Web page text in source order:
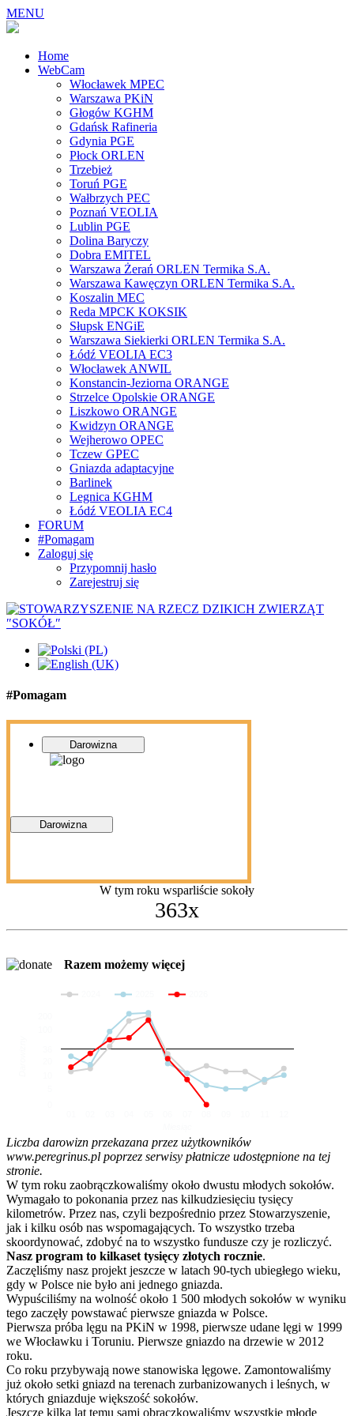
MENU
Home
WebCam
Włocławek MPEC
Warszawa PKiN
Głogów KGHM
Gdańsk Rafineria
Gdynia PGE
Płock ORLEN
Trzebież
Toruń PGE
Wałbrzych PEC
Poznań VEOLIA
Lublin PGE
Dolina Baryczy
Dobra EMITEL
Warszawa Żerań ORLEN Termika S.A.
Warszawa Kawęczyn ORLEN Termika S.A.
Koszalin MEC
Reda MPCK KOKSIK
Słupsk ENGiE
Warszawa Siekierki ORLEN Termika S.A.
Łódź VEOLIA EC3
Włocławek ANWIL
Konstancin-Jeziorna ORANGE
Strzelce Opolskie ORANGE
Liszkowo ORANGE
Kwidzyn ORANGE
Wejherowo OPEC
Tczew GPEC
Gniazda adaptacyjne
Barlinek
Legnica KGHM
Łódź VEOLIA EC4
FORUM
#Pomagam
Zaloguj się
Przypomnij hasło
Zarejestruj się
#Pomagam
Darowizna
Darowizna
W tym roku wsparliście sokoły
363x
Razem możemy więcej
Liczba darowizn przekazana przez użytkowników
www.peregrinus.pl poprzez serwisy płatnicze udostępnione na tej
stronie.
W tym roku zaobrączkowaliśmy około dwustu młodych sokołów.
Wymagało to pokonania przez nas kilkudziesięciu tysięcy
kilometrów. Przez nas, czyli bezpośrednio przez Stowarzyszenie,
jak i kilku osób nas wspomagających. To wszystko trzeba
skoordynować, zdobyć na to wszystko fundusze czy je rozliczyć.
Nasz program to kilkaset tysięcy złotych rocznie.
Zaczęliśmy nasz projekt jeszcze w latach 90-tych ubiegłego wieku,
gdy w Polsce nie było ani jednego gniazda.
Wypuściliśmy na wolność około 1 500 młodych sokołów w wyniku
tego zaczęły powstawać pierwsze gniazda w Polsce.
Pierwsza próba lęgu na PKiN w 1998, pierwsze udane lęgi w 1999
we Włocławku i Toruniu. Pierwsze gniazdo na drzewie w 2012
roku.
Co roku przybywają nowe stanowiska lęgowe. Zamontowaliśmy
już około setki gniazd na terenach zurbanizowanych i leśnych, w
których gniazduje większość sokołów.
Jeszcze kilka lat temu sami obrączkowaliśmy wszystkie młode